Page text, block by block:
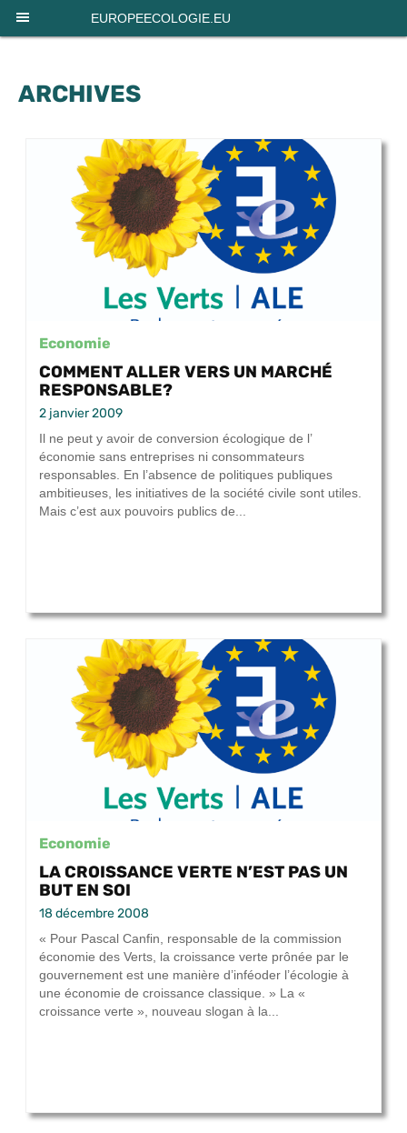
EUROPEECOLOGIE.EU
ARCHIVES
Economie
COMMENT ALLER VERS UN MARCHÉ
RESPONSABLE?
2 janvier 2009
Il ne peut y avoir de conversion écologique de l’
économie sans entreprises ni consommateurs
responsables. En l’absence de politiques publiques
ambitieuses, les initiatives de la société civile sont utiles.
Mais c’est aux pouvoirs publics de...
Economie
LA CROISSANCE VERTE N’EST PAS UN
BUT EN SOI
18 décembre 2008
« Pour Pascal Canfin, responsable de la commission
économie des Verts, la croissance verte prônée par le
gouvernement est une manière d’inféoder l’écologie à
une économie de croissance classique. » La «
croissance verte », nouveau slogan à la...